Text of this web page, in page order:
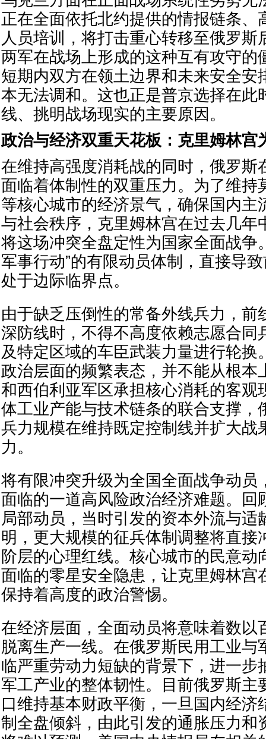
正在全面依托北约提供的情报链条、
人员培训，将打击重心转移至俄罗斯
两军在战场上形成的这种互有攻守的
短期内双方在领土边界和未来安全安
本无法调和。这也正是普京选择在此
线、挑明战场现实的主要原因。
政治与经济双重天花板：克里姆林宫
在维持高强度消耗战的同时，俄罗斯
面临着体制性的双重压力。为了维持
等核心城市的经济景气，确保国内主
与社会秩序，克里姆林宫在过去几年
将这场冲突全盘定性为国家全面战争
军事行动”的有限动员体制，直接导
处于边际临界点。
由于缺乏压倒性的常备外线兵力，前
深防线时，不得不高度依赖志愿合同
及特定区域的车臣武装力量进行轮换
政治层面的频繁表态，并不能从根本
和西伯利亚军区承担核心消耗的客观
体工业产能与技术链条的联合支撑，
兵力规模在维持既定控制线并扩大战
力。
将有限冲突升级为全国全面战争动员
面临的一道高风险政治经济难题。回
局部动员，当时引发的资本外流与适
明，更大规模的征兵体制调整将直接
阶层的心理红线。核心城市的民意动
面临的零星安全隐患，让克里姆林宫
保持着高度的政治警惕。
在经济层面，全面动员将意味着数以
脱离生产一线。在俄罗斯民用工业与
临严重劳动力短缺的背景下，进一步
军工产业的整体韧性。目前俄罗斯主
口维持基本财政平衡，一旦国内经济
制全盘倾斜，由此引发的通胀压力和